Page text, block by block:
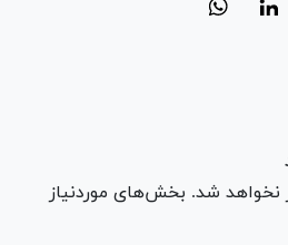
نخواهد شد. بخش‌های موردنیاز